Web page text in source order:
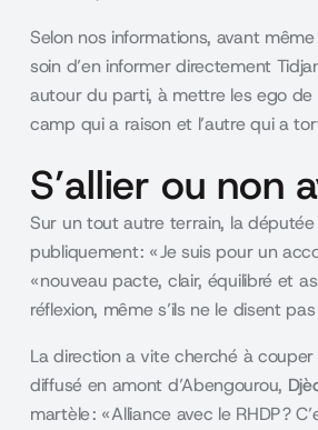
Selon nos informations, avant
soin d’en informer directement
autour du parti, à mettre les ego de
camp qui a raison et l’autre qui a
S’allier ou non
Sur un tout autre terrain, la
publiquement : « Je suis pour un
« nouveau pacte, clair, équilibré et
réflexion, même s’ils ne le disent
La direction a vite cherché à
diffusé en amont d’Abengourou,
martèle : « Alliance avec le RHDP ?